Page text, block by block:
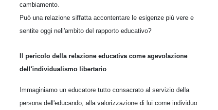
cambiamento.
Può una relazione siffatta accontentare le esigenze più vere e
sentite oggi nell'ambito del rapporto educativo?
Il pericolo della relazione educativa come agevolazione
dell'individualismo libertario
Immaginiamo un educatore tutto consacrato al servizio della
persona dell'educando, alla valorizzazione di lui come individuo